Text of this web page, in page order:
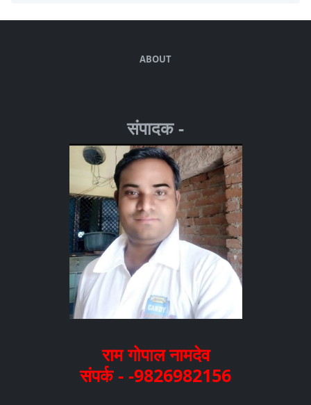
ABOUT
संपादक -
राम गोपाल नामदेव
संपर्क - -9826982156